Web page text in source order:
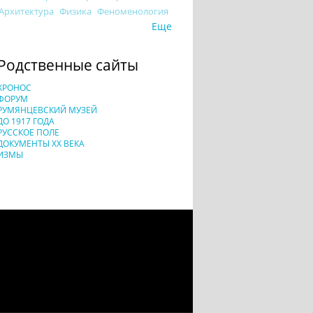
Физика Феноменология
Еще
сайты
МУЗЕЙ
1917 ГОДА
ПОЛЕ
XX ВЕКА